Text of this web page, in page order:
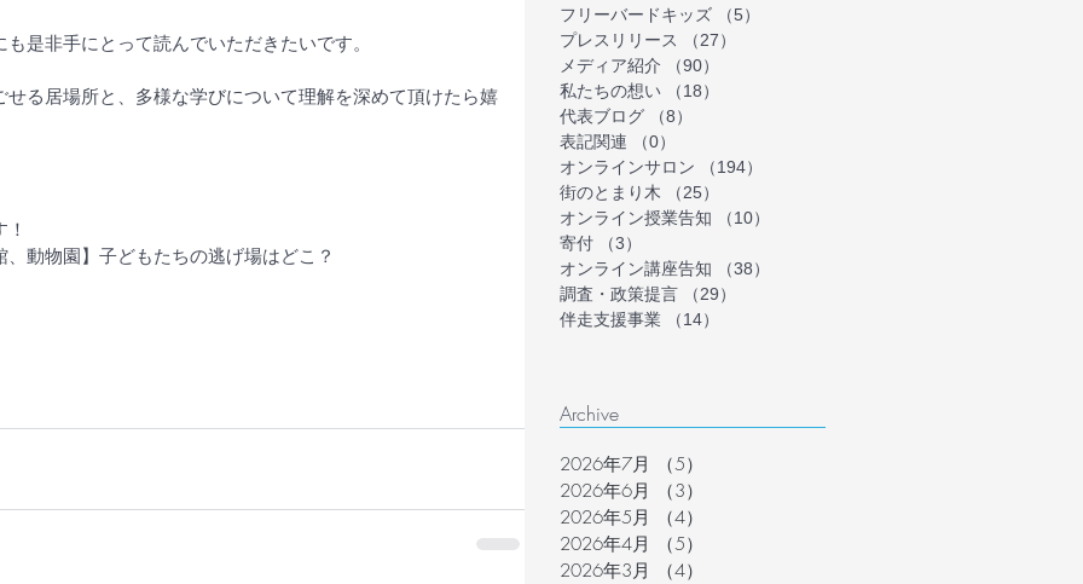
是非手にとって読んでいただきたいです。
る居場所と、多様な学びについて理解を深めて頂けたら嬉
、動物園】子どもたちの逃げ場はどこ？
フリーバードキッズ
（5）
プレスリリース
（27）
メディア紹介
（90）
私たちの想い
（18）
代表ブログ
（8）
表記関連
（0）
オンラインサロン
（194）
街のとまり木
（25）
オンライン授業告知
（10）
寄付
（3）
オンライン講座告知
（38）
調査・政策提言
（29）
伴走支援事業
（14）
Archive
2026年7月 （5）
2026年6月
（3）
2026年5月
（4）
2026年4月
（5）
2026年3月
（4）